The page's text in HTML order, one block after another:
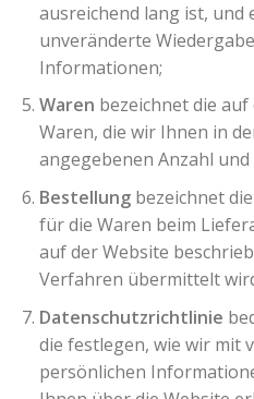
ausreichend lang ist, und
unveränderte
Informationen;
Waren bezeichnet die
Waren, die wir Ihnen in
angegebenen Anzahl
Bestellung bezeichnet
für die Waren beim
auf der Website
Verfahren übermittelt
Datenschutzrichtlinie
die festlegen, wie wir mit
persönlichen